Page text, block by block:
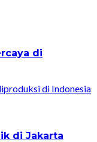
di
di Jakarta